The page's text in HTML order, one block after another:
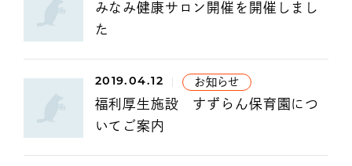
みなみ健康サロン開催を開催しまし
た
2019.04.12 お知らせ
福利厚生施設 すずらん保育園につ
いてご案内